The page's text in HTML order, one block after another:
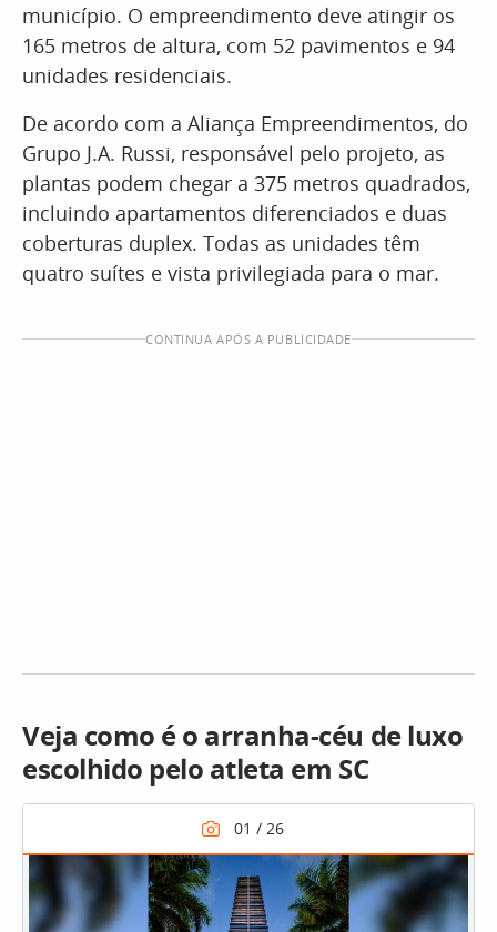
município. O empreendimento deve atingir os
165 metros de altura, com 52 pavimentos e 94
unidades residenciais.
De acordo com a Aliança Empreendimentos, do
Grupo J.A. Russi, responsável pelo projeto, as
plantas podem chegar a 375 metros quadrados,
incluindo apartamentos diferenciados e duas
coberturas duplex. Todas as unidades têm
quatro suítes e vista privilegiada para o mar.
CONTINUA APÓS A PUBLICIDADE
Veja como é o arranha-céu de luxo
escolhido pelo atleta em SC